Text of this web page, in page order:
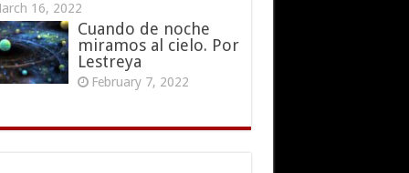
16, 2022
Cuando de noche
miramos al cielo. Por
Lestreya
February 7, 2022